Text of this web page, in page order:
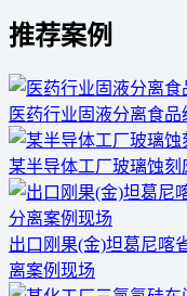
推荐案例
医药行业固液分离食
某半导体工厂玻璃蚀刻
出口刚果(金)坦葛尼喀
离案例现场